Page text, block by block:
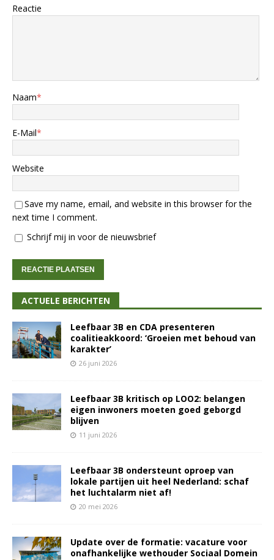
Reactie
Naam*
E-Mail*
Website
Save my name, email, and website in this browser for the
next time I comment.
Schrijf mij in voor de nieuwsbrief
ACTUELE BERICHTEN
Leefbaar 3B en CDA presenteren
coalitieakkoord: ‘Groeien met behoud van
karakter’
26 juni 2026
Leefbaar 3B kritisch op LOO2: belangen
eigen inwoners moeten goed geborgd
blijven
11 juni 2026
Leefbaar 3B ondersteunt oproep van
lokale partijen uit heel Nederland: schaf
het luchtalarm niet af!
20 mei 2026
Update over de formatie: vacature voor
onafhankelijke wethouder Sociaal Domein